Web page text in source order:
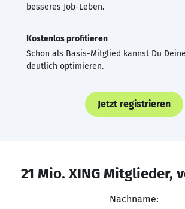
besseres Job-Leben.
Kostenlos profitieren
Schon als Basis-Mitglied kannst Du
deutlich optimieren.
Jetzt registrieren
21 Mio. XING Mitglieder,
Nachname: